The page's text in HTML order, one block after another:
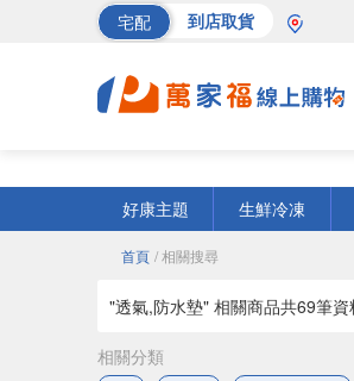
宅配 到店取貨
好康主題
生鮮冷凍
首頁 / 相關搜尋
"透氣,防水墊" 相關商品共69筆資
相關分類